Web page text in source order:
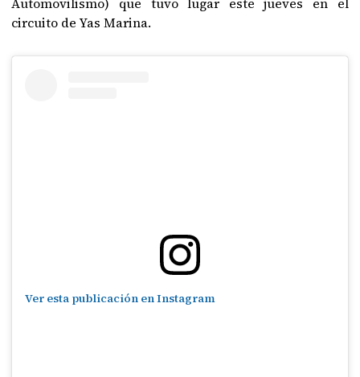
circuito de Yas Marina.
Ver esta publicación en Instagram